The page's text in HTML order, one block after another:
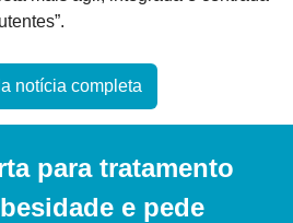
notícia completa
para tratamento
e pede